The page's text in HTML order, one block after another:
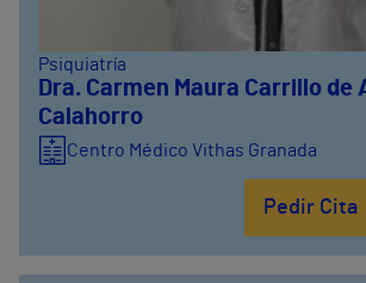
Psiquiatría
Dra. Carmen Maura Carrillo de
Calahorro
Centro Médico Vithas Granada
Pedir Cita